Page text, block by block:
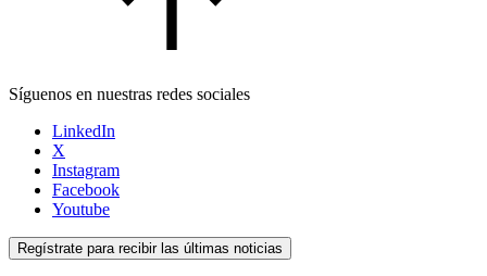
Síguenos en nuestras redes sociales
LinkedIn
X
Instagram
Facebook
Youtube
Regístrate para recibir las últimas noticias